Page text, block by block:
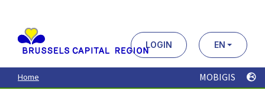
contenu
principal
LOGIN EN
Home MOBIGIS